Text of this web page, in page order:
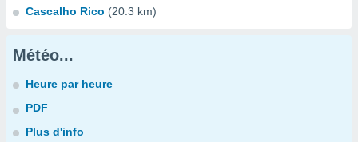
Cascalho Rico (20.3 km)
Météo...
Heure par heure
PDF
Plus d'info